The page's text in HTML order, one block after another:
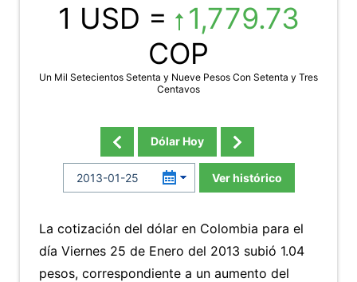
1 USD =
1,779.73
COP
Un Mil Setecientos Setenta y Nueve Pesos Con Setenta y Tres
Centavos
Dólar Hoy
Ver histórico
La cotización del dólar en Colombia para el
día Viernes 25 de Enero del 2013 subió 1.04
pesos, correspondiente a un aumento del